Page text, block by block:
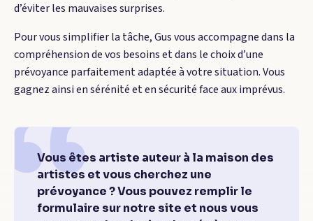
d’éviter les mauvaises surprises.
Pour vous simplifier la tâche, Gus vous accompagne dans la
compréhension de vos besoins et dans le choix d’une
prévoyance parfaitement adaptée à votre situation. Vous
gagnez ainsi en sérénité et en sécurité face aux imprévus.
Vous êtes artiste auteur à la maison des
artistes et vous cherchez une
prévoyance ? Vous pouvez remplir le
formulaire sur notre site et nous vous